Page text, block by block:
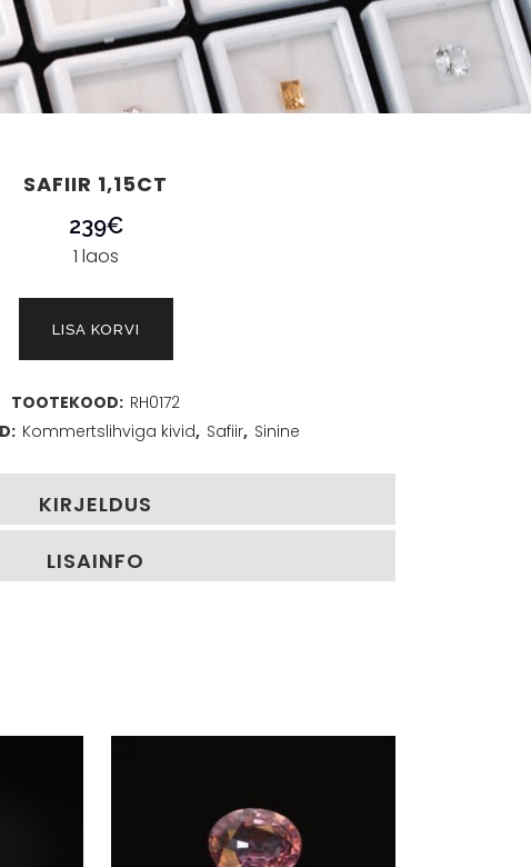
SAFIIR 1,15CT
239€
1 laos
LISA KORVI
TOOTEKOOD: RH0172
Kommertslihviga kivid, Safiir, Sinine
KIRJELDUS
LISAINFO